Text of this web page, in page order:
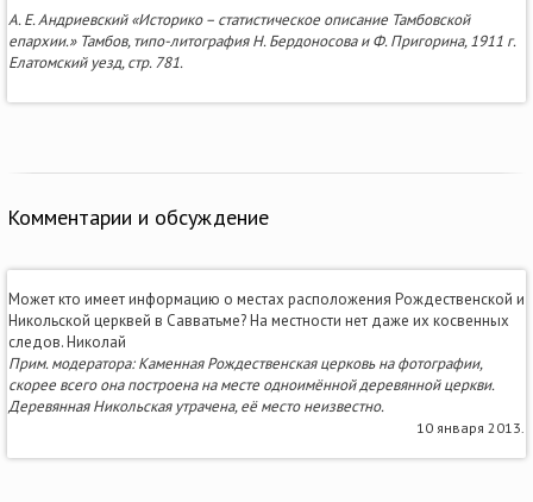
А. Е. Андриевский «Историко – статистическое описание Тамбовской
епархии.» Тамбов, типо-литография Н. Бердоносова и Ф. Пригорина, 1911 г.
Елатомский уезд, стр. 781.
Комментарии и обсуждение
Может кто имеет информацию о местах расположения Рождественской и
Никольской церквей в Савватьме? На местности нет даже их косвенных
следов. Николай
Прим. модератора: Каменная Рождественская церковь на фотографии,
скорее всего она построена на месте одноимённой деревянной церкви.
Деревянная Никольская утрачена, её место неизвестно.
10 января 2013.